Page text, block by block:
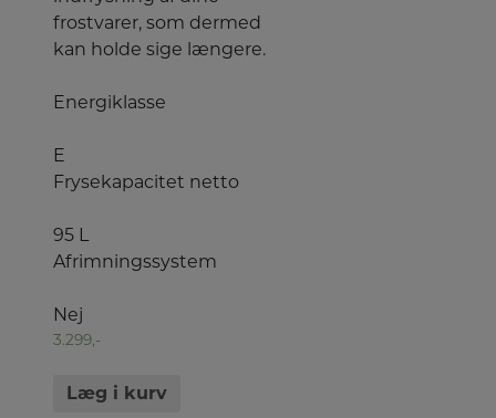
frostvarer, som dermed
kan holde sige længere.
Energiklasse
E
Frysekapacitet netto
95 L
Afrimningssystem
Nej
3.299,-
Læg i kurv